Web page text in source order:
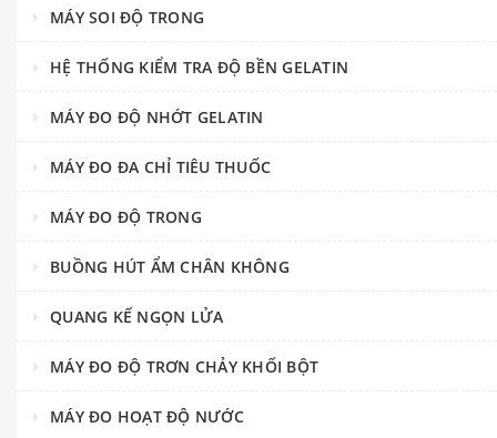
MÁY SOI ĐỘ TRONG
HỆ THỐNG KIỂM TRA ĐỘ BỀN GELATIN
MÁY ĐO ĐỘ NHỚT GELATIN
MÁY ĐO ĐA CHỈ TIÊU THUỐC
MÁY ĐO ĐỘ TRONG
BUỒNG HÚT ẨM CHÂN KHÔNG
QUANG KẾ NGỌN LỬA
MÁY ĐO ĐỘ TRƠN CHẢY KHỐI BỘT
MÁY ĐO HOẠT ĐỘ NƯỚC